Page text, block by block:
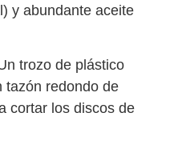
y abundante aceite
trozo de plástico
tazón redondo de
cortar los discos de